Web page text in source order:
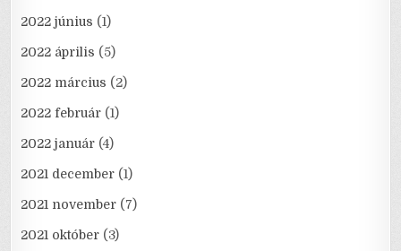
2022 június (1)
2022 április (5)
2022 március (2)
2022 február (1)
2022 január (4)
2021 december (1)
2021 november (7)
2021 október (3)